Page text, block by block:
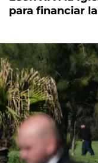
para financiar